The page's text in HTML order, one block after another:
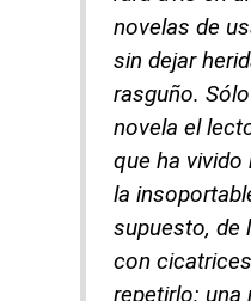
novelas de
sin dejar
rasguño.
novela el
que ha vivido
la
supuesto, de
con
repetirlo: una